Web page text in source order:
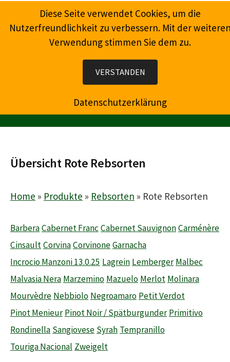
Inhalt
Wein, Champagner, Prosecco, Feinkost, Präsente
Übersicht Rote Rebsorten
Home » Produkte » Rebsorten » Rote Rebsorten
BarberaCabernet Franc Cabernet SauvignonCarménère
CinsaultCorvinaCorvinoneGarnacha
Incrocio Manzoni 13.0.25 Lagrein Lemberger Malbec
Malvasia Nera Marzemino Mazuelo Merlot Molinara
Mourvèdre Nebbiolo Negroamaro Petit Verdot
Pinot Menieur Pinot Noir / Spätburgunder Primitivo
Rondinella Sangiovese Syrah Tempranillo
Touriga Nacional Zweigelt
Diese Seite verwendet Cookies, um die
Nutzerfreundlichkeit zu verbessern. Mit der
Verwendung stimmen Sie dem zu.
VERSTANDEN
Datenschutzerklärung